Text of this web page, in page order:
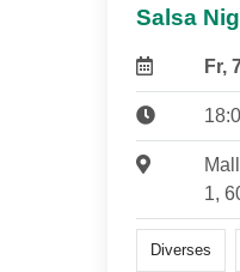
Salsa
Fr,
1,
Diverses